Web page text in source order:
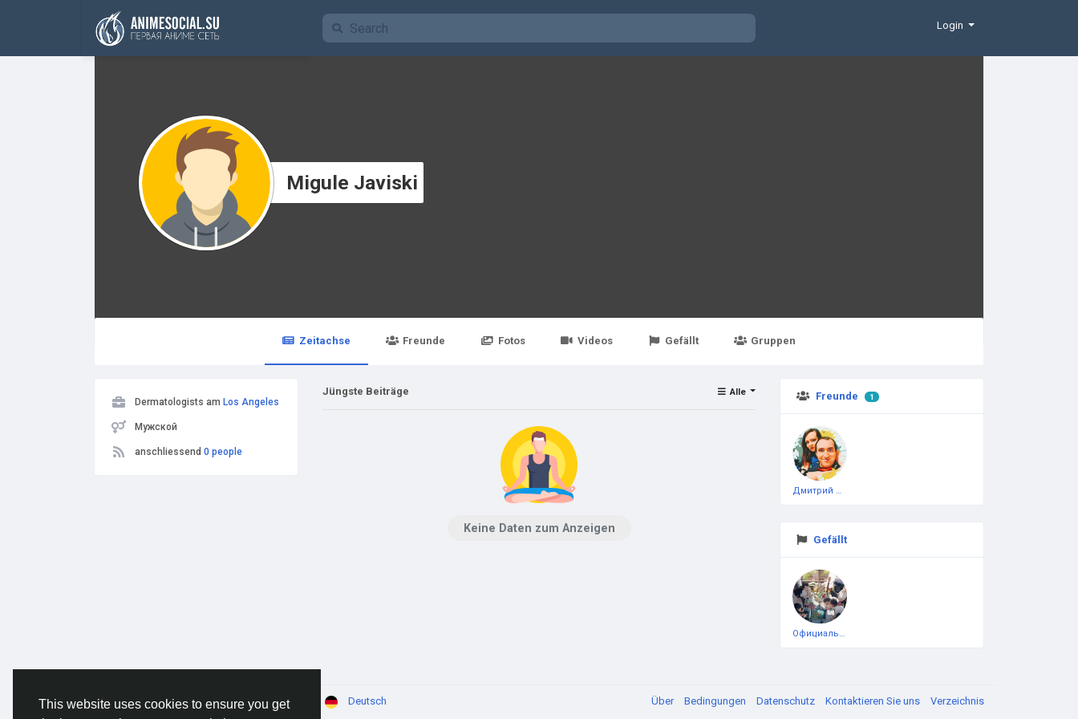
This website uses cookies to ensure you get
Finanzierung
Login
Migule Javiski
Zeitachse Freunde Fotos Videos Gefällt Gruppen
Dermatologists am Los Angeles
Мужской
anschliessend 0 people
Freunde 1
Дмитрий Чеботарёв
Gefällt
Официальная тестовая страница
Jüngste Beiträge Alle
Keine Daten zum Anzeigen
© 2026 AnimeSocial.SU - Первая аниме сеть! Deutsch Über Bedingungen Datenschutz Kontaktieren Sie uns Verzeichnis